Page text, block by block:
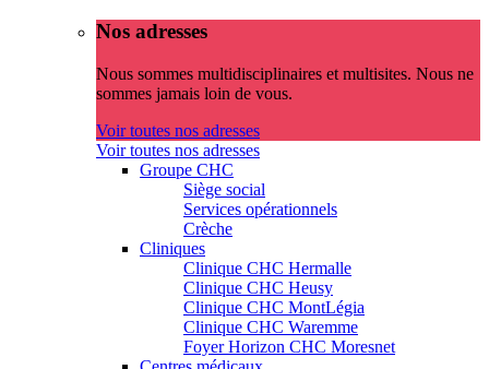
Nos adresses
Nous sommes multidisciplinaires et multisites. Nous ne
sommes jamais loin de vous.
Voir toutes nos adresses
Voir toutes nos adresses
Groupe CHC
Siège social
Services opérationnels
Crèche
Cliniques
Clinique CHC Hermalle
Clinique CHC Heusy
Clinique CHC MontLégia
Clinique CHC Waremme
Foyer Horizon CHC Moresnet